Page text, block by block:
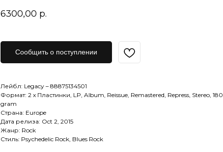
6300,00 р.
Сообщить о поступлении
Лейбл: Legacy – 88875134501
Формат: 2 x Пластинки, LP, Album, Reissue, Remastered, Repress, Stereo, 180
gram
Страна: Europe
Дата релиза: Oct 2, 2015
Жанр: Rock
Стиль: Psychedelic Rock, Blues Rock